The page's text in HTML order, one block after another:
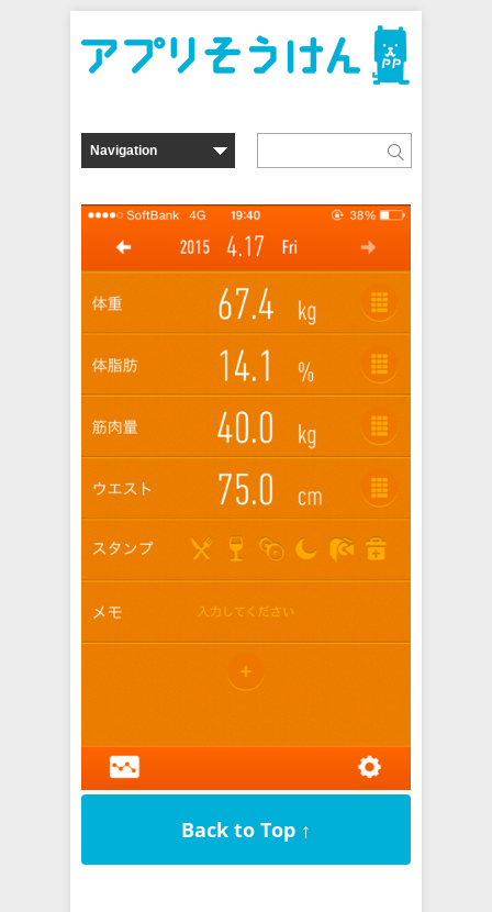
Back to Top ↑